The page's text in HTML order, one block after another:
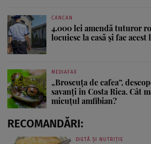
CANCAN
4.000 lei amendă tuturor
locuiesc la casă și fac acest
MEDIAFAX
„Broscuța de cafea”,
savanți în Costa Rica. Cât
micuțul amfibian?
RECOMANDĂRI:
DIETĂ ȘI NUTRIȚIE